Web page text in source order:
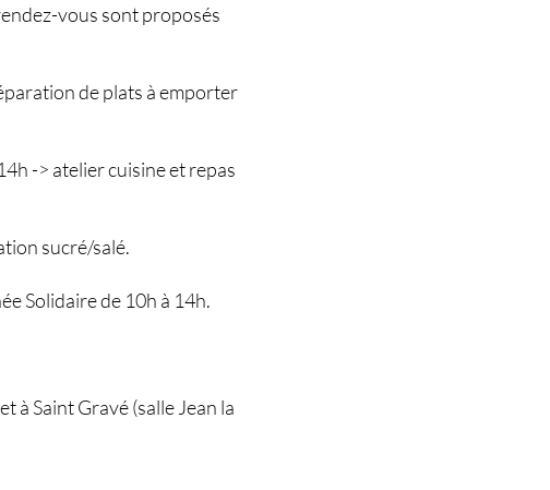
vous sont proposés
de plats à emporter
-> atelier cuisine et repas
sucré/salé.
Solidaire de 10h à 14h.
à Saint Gravé (salle Jean la